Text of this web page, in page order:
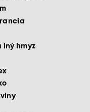
iný hmyz